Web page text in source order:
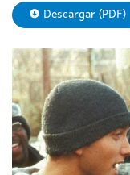
Descargar (PDF)